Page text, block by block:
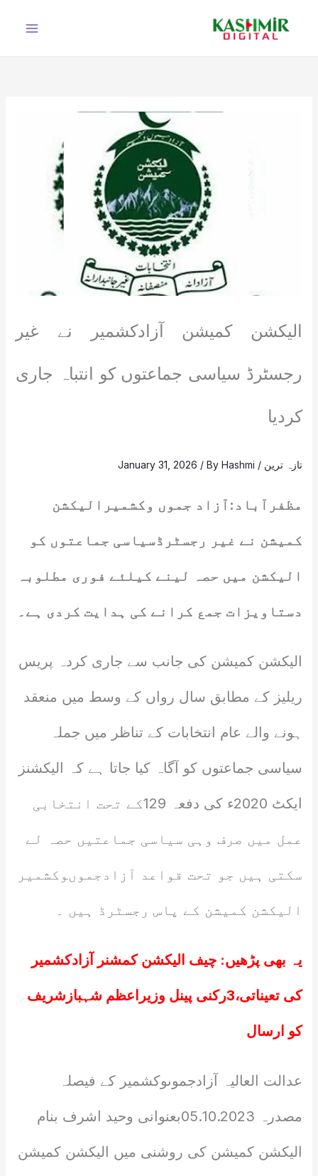
الیکشن کمیشن آزادکشمیر نے غیر
رجسٹرڈ سیاسی جماعتوں کو انتباہ جاری
کردیا
تازہ ترین /
January 31, 2026 / ByHashmi
مظفرآباد:آزاد جموں وکشمیرالیکشن
کمیشن نے غیر رجسٹرڈسیاسی جماعتوں کو
الیکشن میں حصہ لینے کیلئے فوری مطلوبہ
دستاویزات جمع کرانے کی ہدایت کردی ہے۔
الیکشن کمیشن کی جانب سے جاری کردہ پریس
ریلیز کے مطابق سال رواں کے وسط میں منعقد
ہونے والے عام انتخابات کے تناظر میں جملہ
سیاسی جماعتوں کو آگاہ کیا جاتا ہے کہ الیکشنز
ایکٹ 2020ء کی دفعہ 129کے تحت انتخابی
عمل میں صرف وہی سیاسی جماعتیں حصہ لے
سکتی ہیں جو تحت قواعد آزادجموںوکشمیر
الیکشن کمیشن کے پاس رجسٹرڈ ہیں ۔
یہ بھی پڑھیں: چیف الیکشن کمشنر آزادکشمیر
کی تعیناتی،3رکنی پینل وزیراعظم شہبازشریف
کو ارسال
عدالت العالیہ آزادجموںوکشمیر کے فیصلہ
مصدرہ 05.10.2023بعنوانی وحید اشرف بنام
الیکشن کمیشن کی روشنی میں الیکشن کمیشن